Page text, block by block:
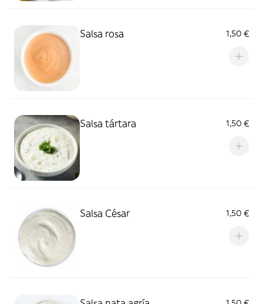
Salsa rosa 1,50 €
Salsa tártara 1,50 €
Salsa César 1,50 €